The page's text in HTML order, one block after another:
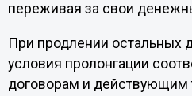
переживая за свои
При продлении остальных
условия пролонгации
договорам и действующим